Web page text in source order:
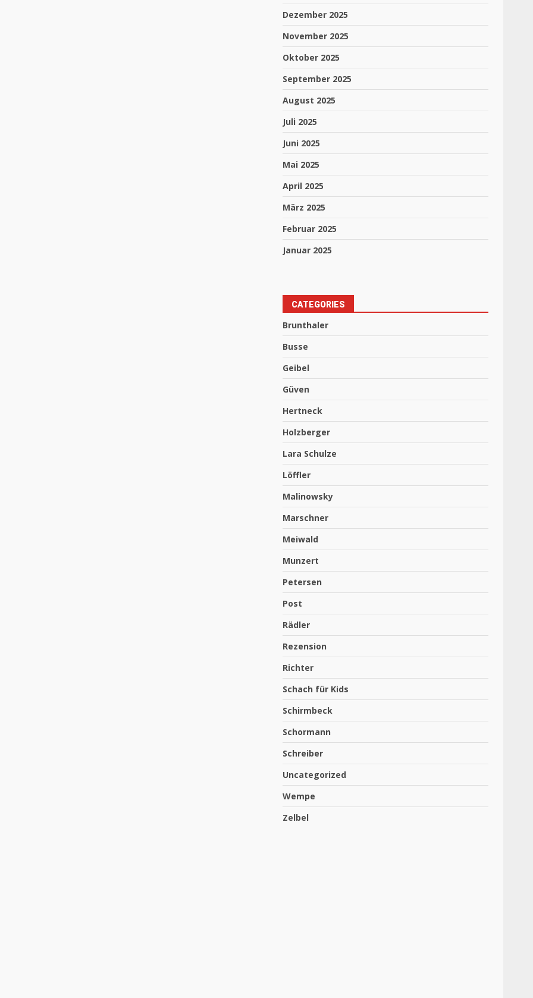
Dezember 2025
November 2025
Oktober 2025
September 2025
August 2025
Juli 2025
Juni 2025
Mai 2025
April 2025
März 2025
Februar 2025
Januar 2025
CATEGORIES
Brunthaler
Busse
Geibel
Güven
Hertneck
Holzberger
Lara Schulze
Löffler
Malinowsky
Marschner
Meiwald
Munzert
Petersen
Post
Rädler
Rezension
Richter
Schach für Kids
Schirmbeck
Schormann
Schreiber
Uncategorized
Wempe
Zelbel